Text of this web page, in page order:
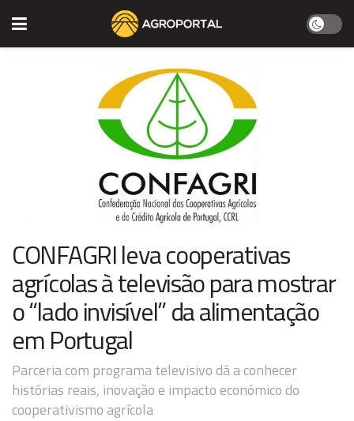
CONFAGRI leva cooperativas
agrícolas à televisão para mostrar
o “lado invisível” da alimentação
em Portugal
Parceria com programa televisivo dá a conhecer
histórias reais, inovação e impacto económico do
cooperativismo agrícola